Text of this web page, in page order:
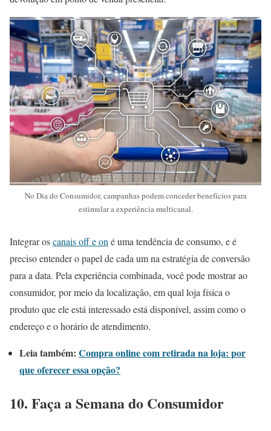
No Dia do Consumidor, campanhas podem conceder benefícios para
estimular a experiência multicanal.
Integrar oscanais off e on é uma tendência de consumo, e é
preciso entender o papel de cada um na estratégia de conversão
para a data. Pela experiência combinada, você pode mostrar ao
consumidor, por meio da localização, em qual loja física o
produto que ele está interessado está disponível, assim como o
endereço e o horário de atendimento.
Leia também: Compra online com retirada na loja: por
que oferecer essa opção?
10. Faça a Semana do Consumidor